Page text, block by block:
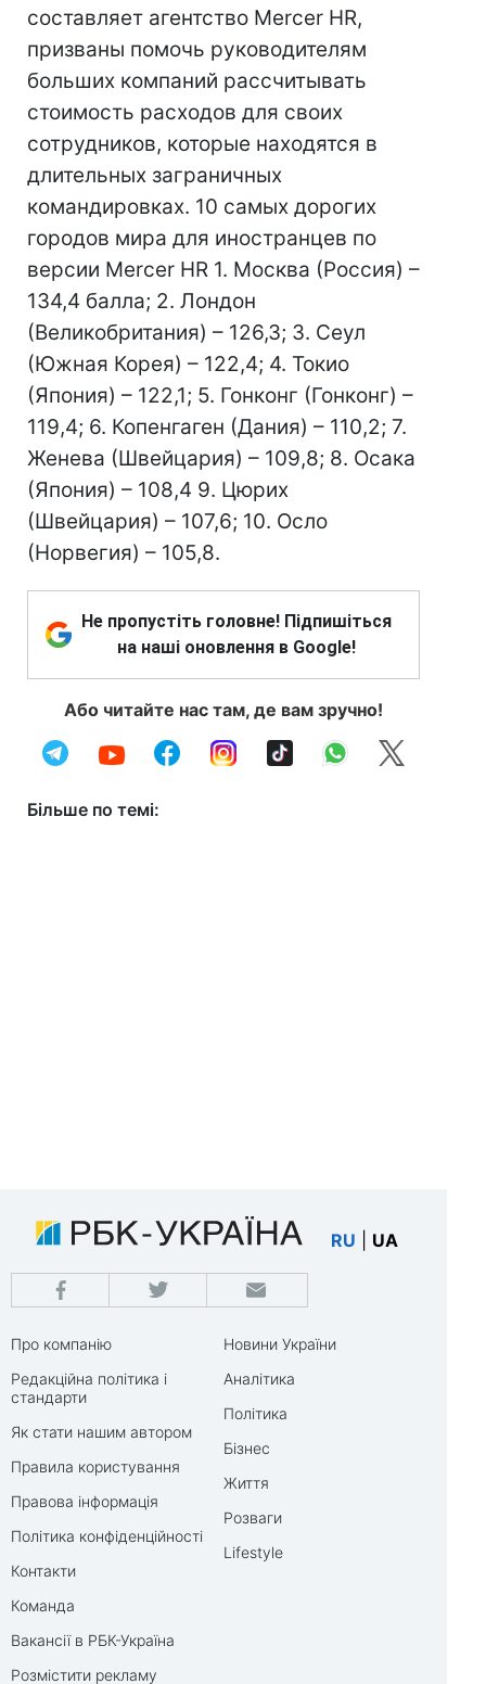
составляет агентство Mercer HR,
призваны помочь руководителям
больших компаний рассчитывать
стоимость расходов для своих
сотрудников, которые находятся в
длительных заграничных
командировках. 10 самых дорогих
городов мира для иностранцев по
версии Mercer HR 1. Москва (Россия) –
134,4 балла; 2. Лондон
(Великобритания) – 126,3; 3. Сеул
(Южная Корея) – 122,4; 4. Токио
(Япония) – 122,1; 5. Гонконг (Гонконг) –
119,4; 6. Копенгаген (Дания) – 110,2; 7.
Женева (Швейцария) – 109,8; 8. Осака
(Япония) – 108,4 9. Цюрих
(Швейцария) – 107,6; 10. Осло
(Норвегия) – 105,8.
Не пропустіть головне! Підпишіться
на наші оновлення в Google!
Або читайте нас там, де вам зручно!
Більше по темі:
RU UA
Про компанію
Редакційна політика і
стандарти
Як стати нашим автором
Правила користування
Правова інформація
Політика конфіденційності
Контакти
Команда
Вакансії в РБК-Україна
Розмістити рекламу
Новини України
Аналітика
Політика
Бізнес
Життя
Розваги
Lifestyle